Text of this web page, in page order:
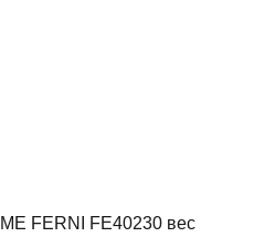
FERNI FE40230 вес